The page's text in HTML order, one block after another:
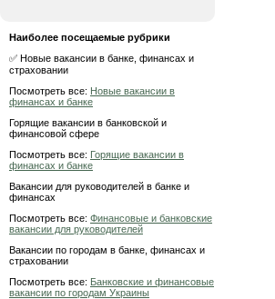
Наиболее посещаемые рубрики
✅ Новые вакансии в банке, финансах и
страховании
Посмотреть все: Новые вакансии в
финансах и банке
Горящие вакансии в банковской и
финансовой сфере
Посмотреть все: Горящие вакансии в
финансах и банке
Вакансии для руководителей в банке и
финансах
Посмотреть все: Финансовые и банковские
вакансии для руководителей
Вакансии по городам в банке, финансах и
страховании
Посмотреть все: Банковские и финансовые
вакансии по городам Украины